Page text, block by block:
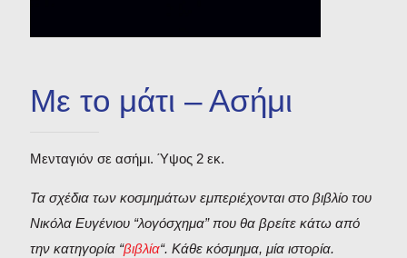
Με το μάτι – Ασήμι
Μενταγιόν σε ασήμι. Ύψος 2 εκ.
Τα σχέδια των κοσμημάτων εμπεριέχονται στο βιβλίο του
Νικόλα Ευγένιου “λογόσχημα” που θα βρείτε κάτω από
την κατηγορία “βιβλία“. Κάθε κόσμημα, μία ιστορία.